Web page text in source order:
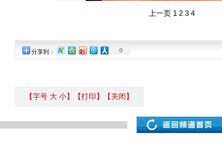
上一页 1 2 3 4
分享到： 0
【字号 大 小】 【打印】 【关闭】